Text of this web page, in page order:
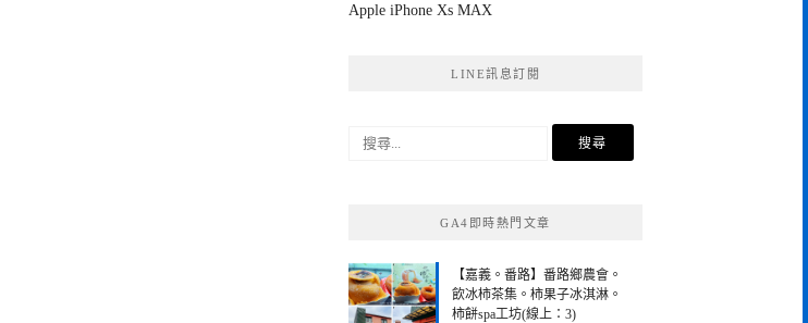
Apple iPhone Xs MAX
LINE訊息訂閱
搜
GA4即時熱門文章
【嘉義。番路】番路鄉農會。
飲冰柿茶集。柿果子冰淇淋。
柿餅spa工坊(線上：3)